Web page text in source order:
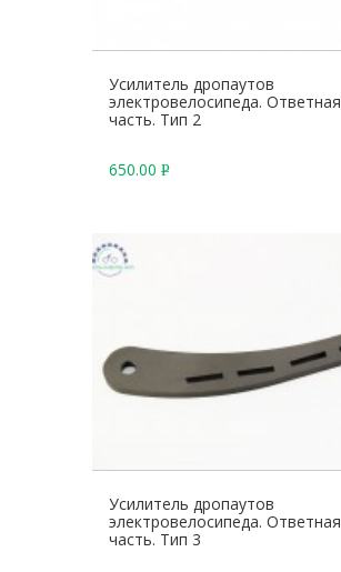
Усилитель дропаутов
электровелосипеда. Ответная
часть. Тип 2
650.00 Р
Усилитель дропаутов
электровелосипеда. Ответная
часть. Тип 3